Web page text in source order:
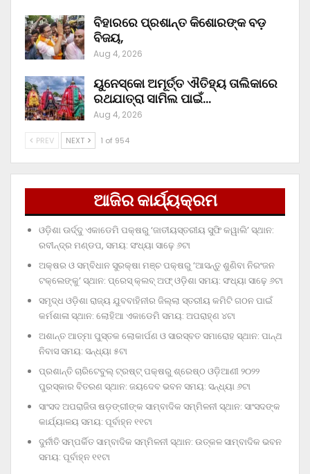
ବିହାରରେ ପ୍ରଶାନ୍ତ କିଶୋରଙ୍କ ବଡ଼
ବିଜୟ,
Aug 4, 2026
ୟୁନେସ୍କୋ ଅମୂର୍ତ୍ତ ଐତିହ୍ୟ ତାଲିକାରେ
ରଥଯାତ୍ରା ସାମିଲ ପାଇଁ…
Aug 4, 2026
PREV NEXT 1 of 954
ଆଜିର କାର୍ଯ୍ୟକ୍ରମ
ଓଡ଼ିଶା ଊର୍ଦ୍ଦୁ ଏକାଡେମି ପକ୍ଷରୁ ‘ଜାତୀୟସ୍ତରୀୟ ସୁଫି କୱାଲି’ ସ୍ଥାନ:
ରବୀନ୍ଦ୍ର ମଣ୍ଡପ, ସମୟ: ସଂଧ୍ୟା ସାଢ଼େ ୬ଟା
ଅକ୍ଷର ଓ ସମ୍ବିଧାନ ସୁରକ୍ଷା ମଞ୍ଚ ପକ୍ଷରୁ ‘ଆସନ୍ତୁ ଶୁଣିବା ନିରଂଜନ
ଟକ୍‌ଲେଙ୍କୁ’ ସ୍ଥାନ: ପ୍ରେସ୍‌ କ୍ଲବ୍‌ ଅଫ୍‌ ଓଡ଼ିଶା ସମୟ: ସଂଧ୍ୟା ସାଢ଼େ ୬ଟା
ସମୃଦ୍ଧ ଓଡ଼ିଶା ରାଜ୍ୟ ଯୁବବାହିନୀର ଜିଲ୍ଲା ସ୍ତରୀୟ କମିଟି ଗଠନ ପାଇଁ
କର୍ମଶାଳା ସ୍ଥାନ: ଲୋହିଆ ଏକାଡେମି ସମୟ: ଅପରାହ୍‌ଣ ୪ଟା
ଅଶାନ୍ତ ଆତ୍ମା ପୁସ୍ତକ ଲୋକାର୍ପଣ ଓ ସାରସ୍ବତ ସମାରୋହ ସ୍ଥାନ: ପାନ୍ଥ
ନିବାସ ସମୟ: ସନ୍ଧ୍ୟା ୫ଟା
ପ୍ରଶାନ୍ତି ଚାରିଟେବୁଲ୍‌ ଟ୍ରଷ୍ଟ୍‌ ପକ୍ଷରୁ ଶ୍ରେଷ୍ଠ ଓଡ଼ିଆଣୀ ୨୦୨୨
ପୁରସ୍କାର ବିତରଣ ସ୍ଥାନ: ଜୟଦେବ ଭବନ ସମୟ: ସନ୍ଧ୍ୟା ୬ଟା
ସାଂସଦ ଅପରାଜିତା ଷଡ଼ଙ୍ଗୀଙ୍କ ସାମ୍ବାଦିକ ସମ୍ମିଳନୀ ସ୍ଥାନ: ସାଂସଦଙ୍କ
କାର୍ଯ୍ୟାଳୟ ସମୟ: ପୂର୍ବାହ୍ନ ୧୧ଟା
ଦୁର୍ନୀତି ସମ୍ପର୍କିତ ସାମ୍ବାଦିକ ସମ୍ମିଳନୀ ସ୍ଥାନ: ଉତ୍କଳ ସାମ୍ବାଦିକ ଭବନ
ସମୟ: ପୂର୍ବାହ୍ନ ୧୧ଟା